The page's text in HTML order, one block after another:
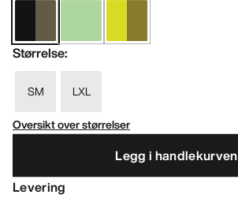
Størrelse:
SM
LXL
Oversikt over størrelser
Legg i handlekurven
Levering